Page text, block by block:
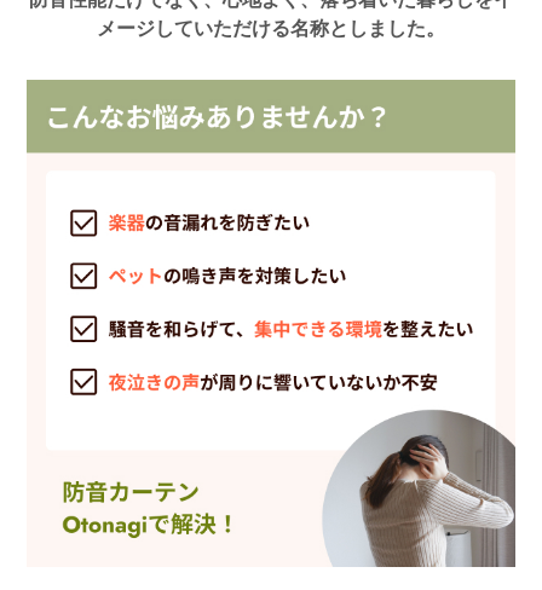
メージしていただける名称としました。